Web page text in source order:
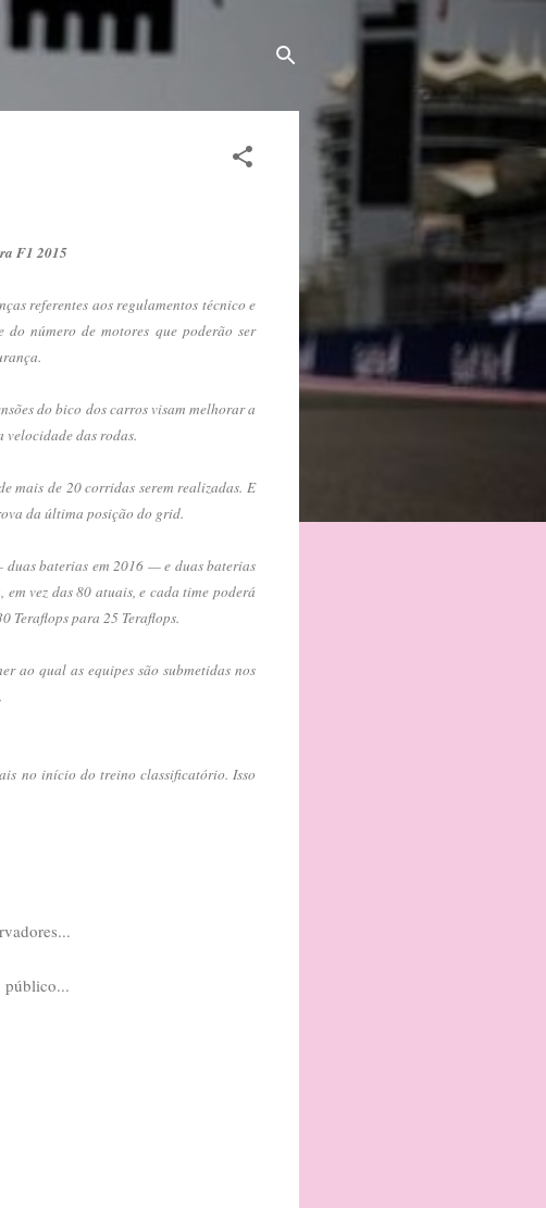
F1 2015
referentes aos regulamentos técnico e
número de motores que poderão ser
do bico dos carros visam melhorar a
velocidade das rodas.
mais de 20 corridas serem realizadas. E
da última posição do grid.
duas baterias em 2016 — e duas baterias
vez das 80 atuais, e cada time poderá
Teraflops para 25 Teraflops.
ao qual as equipes são submetidas nos
no início do treino classificatório. Isso
público...